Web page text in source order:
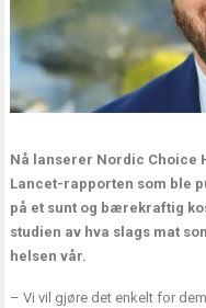
Nå lanserer Nordic Choice
Lancet-rapporten som ble
på et sunt og bærekraftig
studien av hva slags mat
helsen vår.
– Vi vil gjøre det enkelt for